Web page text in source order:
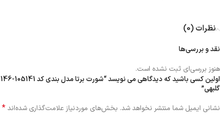
نظرات (0)
نقد و بررسی‌ها
هنوز بررسی‌ای ثبت نشده است.
اولین کسی باشید که دیدگاهی می نویسد “شورت برتا مدل بندی کد 105141-146
گلبهی”
نشانی ایمیل شما منتشر نخواهد شد. بخش‌های موردنیاز علامت‌گذاری شده‌اند*